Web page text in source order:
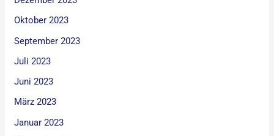
Oktober 2023
September 2023
Juli 2023
Juni 2023
März 2023
Januar 2023